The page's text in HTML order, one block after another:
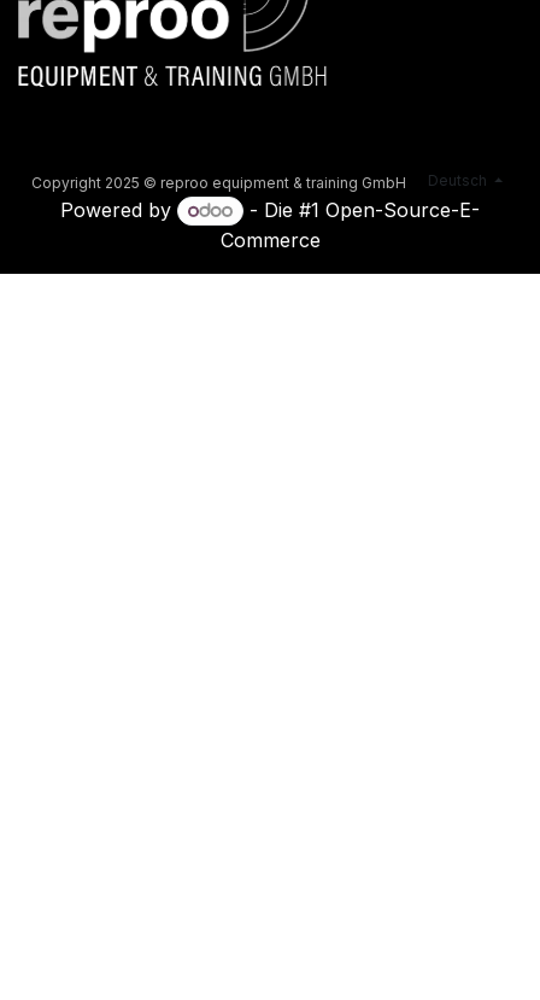
Copyright 2025 © reproo equipment & training GmbH Deutsch
Powered by - Die #1 Open-Source-E-
Commerce